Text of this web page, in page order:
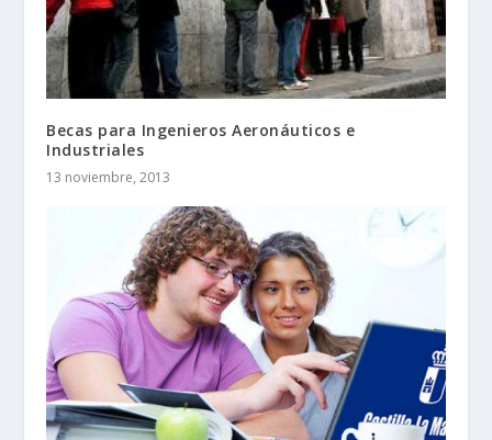
Becas para Ingenieros Aeronáuticos e
Industriales
13 noviembre, 2013